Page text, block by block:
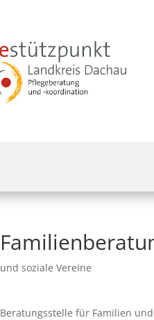
und soziale Vereine
Beratungsstelle für Familien